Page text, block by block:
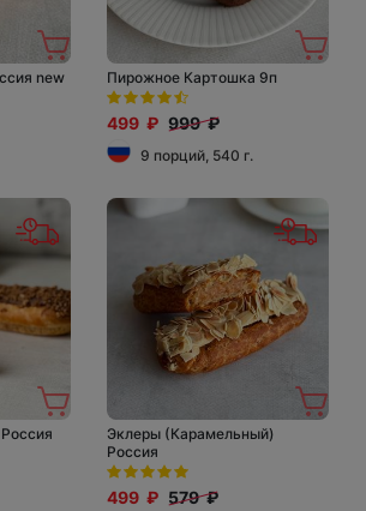
new Пирожное Картошка 9п
499 ₽ 999 ₽
9 порций, 540 г.
Эклеры (Карамельный)
Россия
499 ₽ 579 ₽